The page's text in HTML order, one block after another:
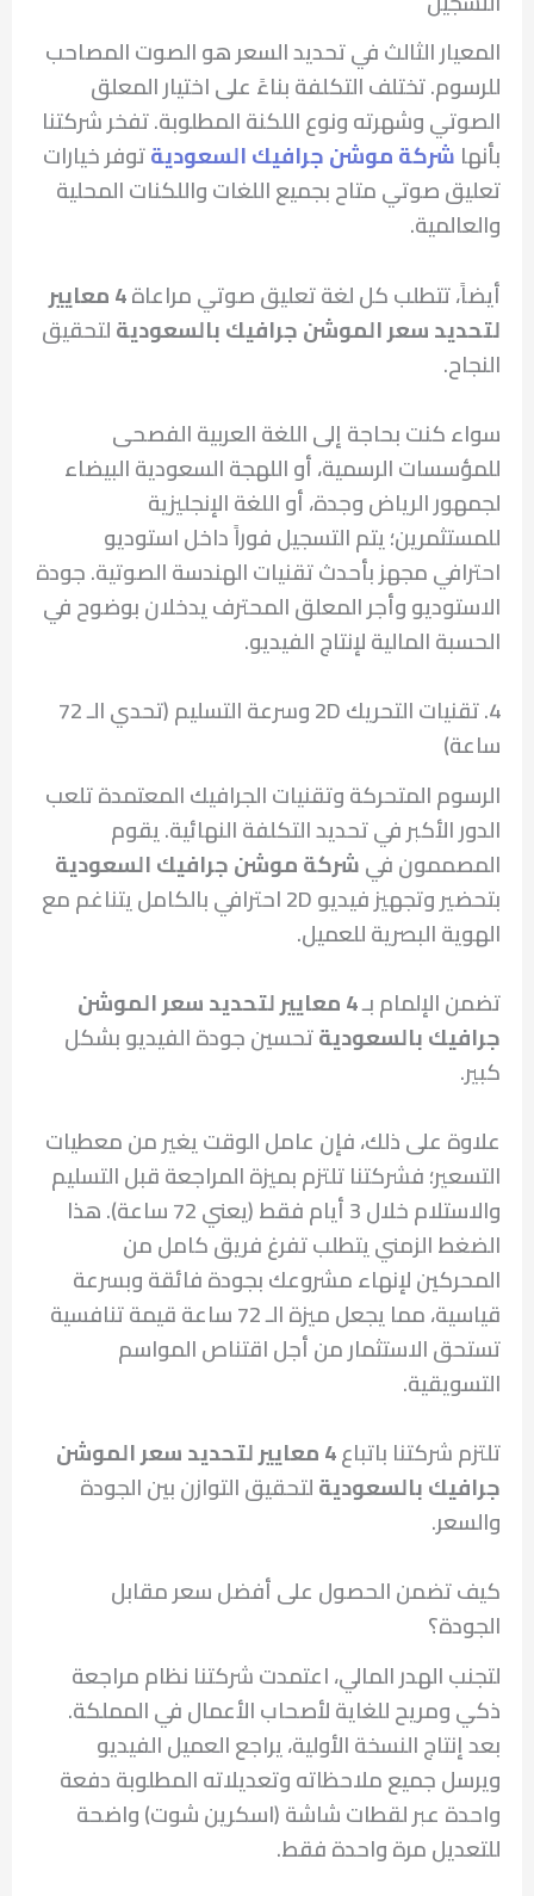
المعيار الثالث في تحديد السعر هو الصوت المصاحب
للرسوم. تختلف التكلفة بناءً على اختيار المعلق
الصوتي وشهرته ونوع اللكنة المطلوبة. تفخر شركتنا
بأنها شركة موشن جرافيك السعوديةتوفر خيارات
تعليق صوتي متاح بجميع اللغات واللكنات المحلية
والعالمية.
أيضاً، تتطلب كل لغة تعليق صوتي مراعاة 4 معايير
لتحديد سعر الموشن جرافيك بالسعوديةلتحقيق
النجاح.
سواء كنت بحاجة إلى اللغة العربية الفصحى
للمؤسسات الرسمية، أو اللهجة السعودية البيضاء
لجمهور الرياض وجدة، أو اللغة الإنجليزية
للمستثمرين؛ يتم التسجيل فوراً داخل استوديو
احترافي مجهز بأحدث تقنيات الهندسة الصوتية. جودة
الاستوديو وأجر المعلق المحترف يدخلان بوضوح في
الحسبة المالية لإنتاج الفيديو.
4. تقنيات التحريك 2D وسرعة التسليم (تحدي الـ 72
ساعة)
الرسوم المتحركة وتقنيات الجرافيك المعتمدة تلعب
الدور الأكبر في تحديد التكلفة النهائية. يقوم
المصممون فيشركة موشن جرافيك السعودية
بتحضير وتجهيز فيديو 2D احترافي بالكامل يتناغم مع
الهوية البصرية للعميل.
تضمن الإلمام بـ 4 معايير لتحديد سعر الموشن
جرافيك بالسعوديةتحسين جودة الفيديو بشكل
كبير.
علاوة على ذلك، فإن عامل الوقت يغير من معطيات
التسعير؛ فشركتنا تلتزم بميزة المراجعة قبل التسليم
والاستلام خلال 3 أيام فقط (يعني 72 ساعة). هذا
الضغط الزمني يتطلب تفرغ فريق كامل من
المحركين لإنهاء مشروعك بجودة فائقة وبسرعة
قياسية، مما يجعل ميزة الـ 72 ساعة قيمة تنافسية
تستحق الاستثمار من أجل اقتناص المواسم
التسويقية.
تلتزم شركتنا باتباع 4 معايير لتحديد سعر الموشن
جرافيك بالسعوديةلتحقيق التوازن بين الجودة
والسعر.
كيف تضمن الحصول على أفضل سعر مقابل
الجودة؟
لتجنب الهدر المالي، اعتمدت شركتنا نظام مراجعة
ذكي ومريح للغاية لأصحاب الأعمال في المملكة.
بعد إنتاج النسخة الأولية، يراجع العميل الفيديو
ويرسل جميع ملاحظاته وتعديلاته المطلوبة دفعة
واحدة عبر لقطات شاشة (اسكرين شوت) واضحة
للتعديل مرة واحدة فقط.